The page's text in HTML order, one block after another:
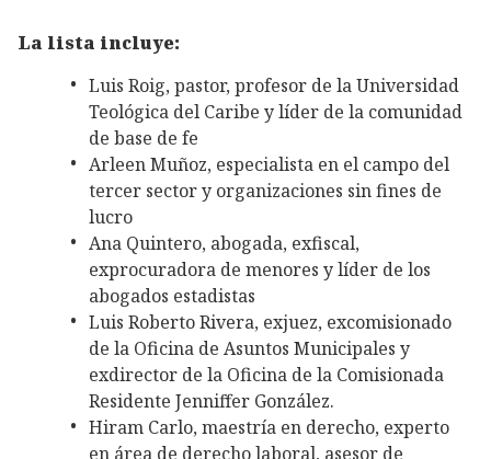
La lista incluye:
Luis Roig, pastor, profesor de la Universidad
Teológica del Caribe y líder de la comunidad
de base de fe
Arleen Muñoz, especialista en el campo del
tercer sector y organizaciones sin fines de
lucro
Ana Quintero, abogada, exfiscal,
exprocuradora de menores y líder de los
abogados estadistas
Luis Roberto Rivera, exjuez, excomisionado
de la Oficina de Asuntos Municipales y
exdirector de la Oficina de la Comisionada
Residente Jenniffer González.
Hiram Carlo, maestría en derecho, experto
en área de derecho laboral, asesor de